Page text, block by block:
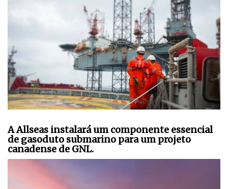
A Allseas instalará um componente essencial
de gasoduto submarino para um projeto
canadense de GNL.